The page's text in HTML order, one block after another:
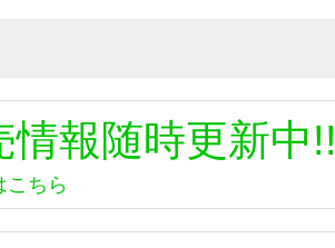
情報随時更新中!!
こちら